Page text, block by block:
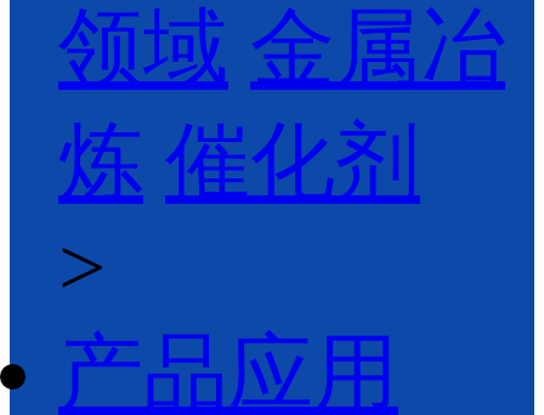
领域 金属冶
炼 催化剂
>
产品应用